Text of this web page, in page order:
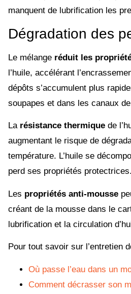
manquent de lubrification les
Dégradation des
Le mélange réduit les
l’huile, accélérant
dépôts s’accumulent plus
soupapes et dans les canaux
La résistance thermique de
augmentant le risque de
température. L’huile se
perd ses propriétés protectrices.
Les propriétés anti-mousse
créant de la mousse dans le
lubrification et la circulation
Pour tout savoir sur l’entretien
Où passe l’eau dans un
Comment décrasser son